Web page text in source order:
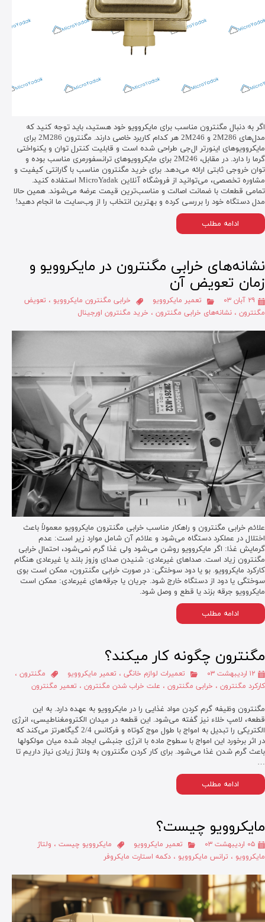
اگر به دنبال مگنترون مناسب برای مایکروویو خود هستید، باید توجه کنید که
مدل‌های 2M286 و 2M246 هر کدام کاربرد خاصی دارند. مگنترون 2M286 برای
مایکروویوهای اینورتر ال‌جی طراحی شده است و قابلیت کنترل توان و یکنواختی
گرما را دارد. در مقابل، 2M246 برای مایکروویوهای ترانسفورمری مناسب بوده و
توان خروجی ثابتی ارائه می‌دهد. برای خرید مگنترون مناسب با گارانتی کیفیت و
مشاوره تخصصی، می‌توانید از فروشگاه آنلاین MicroYadak استفاده کنید.
تمامی قطعات با ضمانت اصالت و مناسب‌ترین قیمت عرضه می‌شوند. همین حالا
مدل دستگاه خود را بررسی کرده و بهترین انتخاب را از وب‌سایت ما انجام دهید!
ادامه مطلب
نشانه‌های خرابی مگنترون در مایکروویو و
زمان تعویض آن
۲۹ آبان ۰۳ تعمیر مایکروویو خرابی مگنترون مایکروویو ، تعویض
مگنترون ، نشانه‌های خرابی مگنترون ، خرید مگنترون اورجینال
علائم خرابی مگنترون و راهکار مناسب خرابی مگنترون مایکروویو معمولاً باعث
اختلال در عملکرد دستگاه می‌شود و علائم آن شامل موارد زیر است: عدم
گرمایش غذا: اگر مایکروویو روشن می‌شود ولی غذا گرم نمی‌شود، احتمال خرابی
مگنترون زیاد است. صداهای غیرعادی: شنیدن صدای وزوز بلند یا غیرعادی هنگام
کارکرد مایکروویو. بو یا دود سوختگی: در صورت خرابی مگنترون، ممکن است بوی
سوختگی یا دود از دستگاه خارج شود. جریان یا جرقه‌های غیرعادی: ممکن است
مایکروویو جرقه بزند یا قطع و وصل شود.
ادامه مطلب
مگنترون چگونه کار میکند؟
۱۲ اردیبهشت ۰۳ تعمیرات لوازم خانگی ، تعمیر مایکروویو مگنترون ،
کارکرد مگنترون ، خرابی مگنترون ، علت خراب شدن مگنترون ، تعمیر مگنترون
مگنترون وظیفه گرم کردن مواد غذایی را در مایکروویو به عهده دارد. به این
قطعه، لامپ خلاء نیز گفته می‌شود. این قطعه در میدان الکترومغناطیسی، انرژی
الکتریکی را تبدیل به امواج با طول موج کوتاه و فرکانس 2/4 گیگاهرتز می‌کند که
در اثر برخورد این امواج با سطوح ماده با انرژی جنبشی ایجاد شده میان مولکولها
باعث گرم شدن غذا می‌شود. برای کار کردن مگنترون به ولتاژ زیادی نیاز داریم تا
…
ادامه مطلب
مایکروویو چیست؟
۰۵ اردیبهشت ۰۳ تعمیر مایکروویو مایکروویو چیست ، ولتاژ
مایکروویو ، ترانس مایکروویو ، دکمه استارت مایکروفر